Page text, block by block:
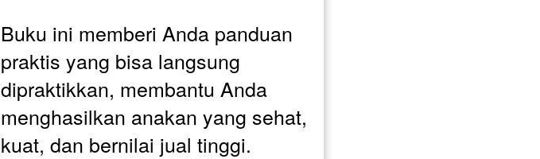
Buku ini memberi Anda panduan
praktis yang bisa langsung
dipraktikkan, membantu Anda
menghasilkan anakan yang sehat,
kuat, dan bernilai jual tinggi.